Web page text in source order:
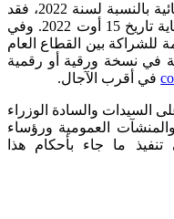
وتجدر الإشارة إلى أنه، وبصفة استثنائية بالنسبة لسنة 2022، فقد
تم تأجيل الأجل المذكور أعلاه إلى غاية تاريخ 15 أوت 2022. وفي
للشراكة بين القطاع العام
في نسخة ورقية أو رقمية
في أقرب الآجال.
السيدات والسادة الوزراء
العمومية ورؤساء
تنفيذ ما جاء بأحكام هذا